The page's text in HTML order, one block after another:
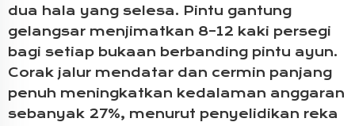
dua hala yang selesa. Pintu gantung
gelangsar menjimatkan 8–12 kaki persegi
bagi setiap bukaan berbanding pintu ayun.
Corak jalur mendatar dan cermin panjang
penuh meningkatkan kedalaman anggaran
sebanyak 27%, menurut penyelidikan reka